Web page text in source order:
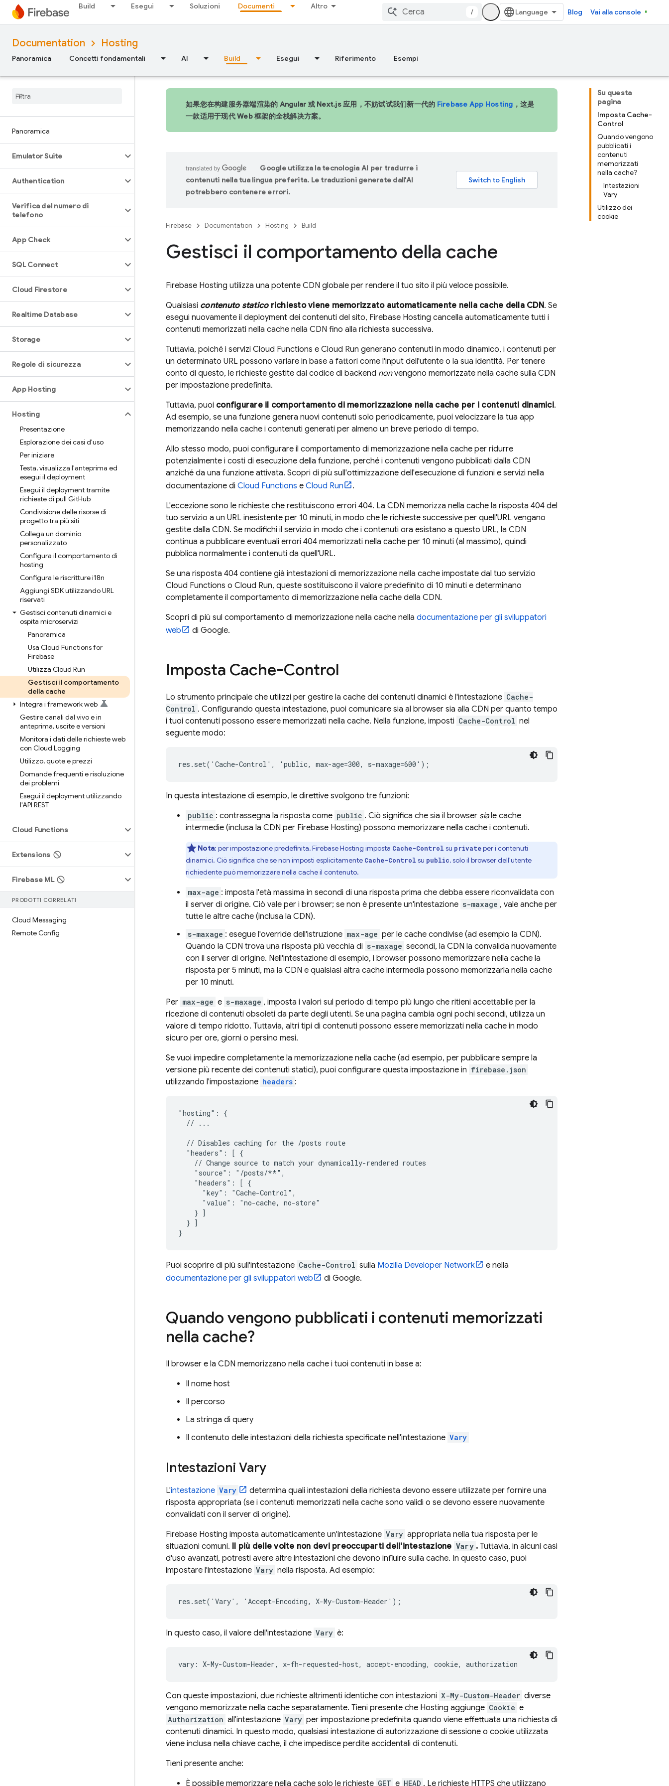
Build Esegui Soluzioni Documenti Altro
/ Blog Vai alla console
Documentation Hosting
Panoramica Concetti fondamentali AI Build Esegui Riferimento Esempi
Panoramica
Emulator Suite
Authentication
Verifica del numero di
telefono
App Check
SQL Connect
Cloud Firestore
Realtime Database
Storage
Regole di sicurezza
App Hosting
Hosting
Presentazione
Esplorazione dei casi d'uso
Per iniziare
Testa,visualizza l'anteprima ed
esegui il deployment
Esegui il deployment tramite
richieste di pull GitHub
Condivisione delle risorse di
progetto tra più siti
Collega un dominio
personalizzato
Configura il comportamento di
hosting
Configura le riscritture i18n
Aggiungi SDK utilizzando URL
riservati
Gestisci contenuti dinamici e
ospita microservizi
Panoramica
Usa Cloud Functions for
Firebase
Utilizza Cloud Run
Gestisci il comportamento
della cache
Integra i framework web
Gestire canali dal vivo e in
anteprima,uscite e versioni
Monitora i dati delle richieste web
con Cloud Logging
Utilizzo,quote e prezzi
Domande frequenti e risoluzione
dei problemi
Esegui il deployment utilizzando
l'API REST
Cloud Functions
Extensions
Firebase ML
PRODOTTI CORRELATI
Cloud Messaging
Remote Config
Su questa
pagina
Imposta Cache-
Control
Quando vengono
pubblicati i
contenuti
memorizzati
nella cache?
Intestazioni
Vary
Utilizzo dei
cookie
如果您在构建服务器端渲染的 Angular 或 Next.js 应用，不妨试试我们新一代的 Firebase App Hosting ，这是
一款适用于现代 Web 框架的全栈解决方案。
Google utilizza la tecnologia AI per tradurre i
contenuti nella tua lingua preferita. Le traduzioni generate dall'AI
potrebbero contenere errori.
Firebase Documentation Hosting Build
Gestisci il comportamento della cache
Firebase Hosting utilizza una potente CDN globale per rendere il tuo sito il più veloce possibile.
Qualsiasi contenuto staticorichiesto viene memorizzato automaticamente nella cache della CDN. Se
esegui nuovamente il deployment dei contenuti del sito, Firebase Hosting cancella automaticamente tutti i
contenuti memorizzati nella cache nella CDN fino alla richiesta successiva.
Tuttavia, poiché i servizi Cloud Functions e Cloud Run generano contenuti in modo dinamico, i contenuti per
un determinato URL possono variare in base a fattori come l'input dell'utente o la sua identità. Per tenere
conto di questo, le richieste gestite dal codice di backend nonvengono memorizzate nella cache sulla CDN
per impostazione predefinita.
Tuttavia, puoi configurare il comportamento di memorizzazione nella cache per i contenuti dinamici.
Ad esempio, se una funzione genera nuovi contenuti solo periodicamente, puoi velocizzare la tua app
memorizzando nella cache i contenuti generati per almeno un breve periodo di tempo.
Allo stesso modo, puoi configurare il comportamento di memorizzazione nella cache per ridurre
potenzialmente i costi di esecuzione della funzione, perché i contenuti vengono pubblicati dalla CDN
anziché da una funzione attivata. Scopri di più sull'ottimizzazione dell'esecuzione di funzioni e servizi nella
documentazione di Cloud Functions e Cloud Run
.
L'eccezione sono le richieste che restituiscono errori 404. La CDN memorizza nella cache la risposta 404 del
tuo servizio a un URL inesistente per 10 minuti, in modo che le richieste successive per quell'URL vengano
gestite dalla CDN. Se modifichi il servizio in modo che i contenuti ora esistano a questo URL, la CDN
continua a pubblicare eventuali errori 404 memorizzati nella cache per 10 minuti (al massimo), quindi
pubblica normalmente i contenuti da quell'URL.
Se una risposta 404 contiene già intestazioni di memorizzazione nella cache impostate dal tuo servizio
Cloud Functions o Cloud Run, queste sostituiscono il valore predefinito di 10 minuti e determinano
completamente il comportamento di memorizzazione nella cache della CDN.
Scopri di più sul comportamento di memorizzazione nella cache nella documentazione per gli sviluppatori
web
di Google.
Imposta Cache-Control
Lo strumento principale che utilizzi per gestire la cache dei contenuti dinamici è l'intestazione Cache-
Control . Configurando questa intestazione, puoi comunicare sia al browser sia alla CDN per quanto tempo
i tuoi contenuti possono essere memorizzati nella cache. Nella funzione, imposti Cache-Control nel
seguente modo:
In questa intestazione di esempio, le direttive svolgono tre funzioni:
public : contrassegna la risposta come public . Ciò significa che sia il browser siale cache
intermedie (inclusa la CDN per Firebase Hosting) possono memorizzare nella cache i contenuti.
Nota: per impostazione predefinita,Firebase Hosting imposta Cache-Control su privateper i contenuti
dinamici. Ciò significa che se non imposti esplicitamente Cache-Control su public, solo il browser dell'utente
richiedente può memorizzare nella cache il contenuto.
max-age : imposta l'età massima in secondi di una risposta prima che debba essere riconvalidata con
il server di origine. Ciò vale per i browser; se non è presente un'intestazione s-maxage , vale anche per
tutte le altre cache (inclusa la CDN).
s-maxage : esegue l'override dell'istruzione max-age per le cache condivise (ad esempio la CDN).
Quando la CDN trova una risposta più vecchia di s-maxage secondi, la CDN la convalida nuovamente
con il server di origine. Nell'intestazione di esempio, i browser possono memorizzare nella cache la
risposta per 5 minuti, ma la CDN e qualsiasi altra cache intermedia possono memorizzarla nella cache
per 10 minuti.
Per max-age e s-maxage , imposta i valori sul periodo di tempo più lungo che ritieni accettabile per la
ricezione di contenuti obsoleti da parte degli utenti. Se una pagina cambia ogni pochi secondi, utilizza un
valore di tempo ridotto. Tuttavia, altri tipi di contenuti possono essere memorizzati nella cache in modo
sicuro per ore, giorni o persino mesi.
Se vuoi impedire completamente la memorizzazione nella cache (ad esempio, per pubblicare sempre la
versione più recente dei contenuti statici), puoi configurare questa impostazione in firebase.json
utilizzando l'impostazione headers :
"hosting": {
  // ...
  // Disables caching for the /posts route
  "headers": [ {
    // Change source to match your dynamically-rendered routes
    "source": "/posts/**",
    "headers": [ {
      "key": "Cache-Control",
      "value": "no-cache, no-store"
    } ]
  } ]
Puoi scoprire di più sull'intestazione Cache-Control sulla Mozilla Developer Network
e nella
documentazione per gli sviluppatori web
di Google.
Quando vengono pubblicati i contenuti memorizzati
nella cache?
Il browser e la CDN memorizzano nella cache i tuoi contenuti in base a:
Il nome host
Il percorso
La stringa di query
Il contenuto delle intestazioni della richiesta specificate nell'intestazione Vary
Intestazioni Vary
L'intestazione Vary
determina quali intestazioni della richiesta devono essere utilizzate per fornire una
risposta appropriata (se i contenuti memorizzati nella cache sono validi o se devono essere nuovamente
convalidati con il server di origine).
Firebase Hosting imposta automaticamente un'intestazione Vary appropriata nella tua risposta per le
situazioni comuni. Il più delle volte non devi preoccuparti dell'intestazione Vary . Tuttavia, in alcuni casi
d'uso avanzati, potresti avere altre intestazioni che devono influire sulla cache. In questo caso, puoi
impostare l'intestazione Vary nella risposta. Ad esempio:
In questo caso, il valore dell'intestazione Vary è:
vary : X-My-Custom-Header, x-fh-requested-host, accept-encoding, cookie, authorization
Con queste impostazioni, due richieste altrimenti identiche con intestazioni X-My-Custom-Header diverse
vengono memorizzate nella cache separatamente. Tieni presente che Hosting aggiunge Cookie e
Authorization all'intestazione Vary per impostazione predefinita quando viene effettuata una richiesta di
contenuti dinamici. In questo modo, qualsiasi intestazione di autorizzazione di sessione o cookie utilizzata
viene inclusa nella chiave cache, il che impedisce perdite accidentali di contenuti.
Tieni presente anche:
È possibile memorizzare nella cache solo le richieste GET e HEAD . Le richieste HTTPS che utilizzano